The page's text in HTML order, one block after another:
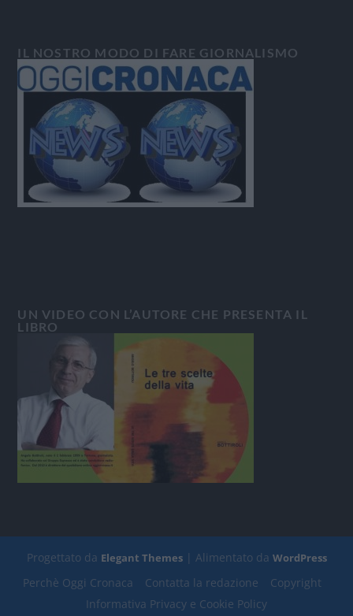
IL NOSTRO MODO DI FARE GIORNALISMO
UN VIDEO CON L’AUTORE CHE PRESENTA IL
LIBRO
Progettato da Elegant Themes| Alimentato da WordPress
Perchè Oggi Cronaca Contatta la redazione
Copyright
Informativa Privacy e Cookie Policy